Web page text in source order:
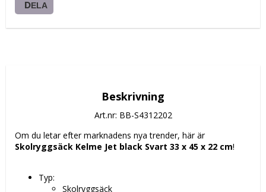
DELA
Beskrivning
Art.nr: BB-S4312202
Om du letar efter marknadens nya trender, här är
Skolryggsäck Kelme Jet black Svart 33 x 45 x 22 cm!
Typ:
Skolryggsäck